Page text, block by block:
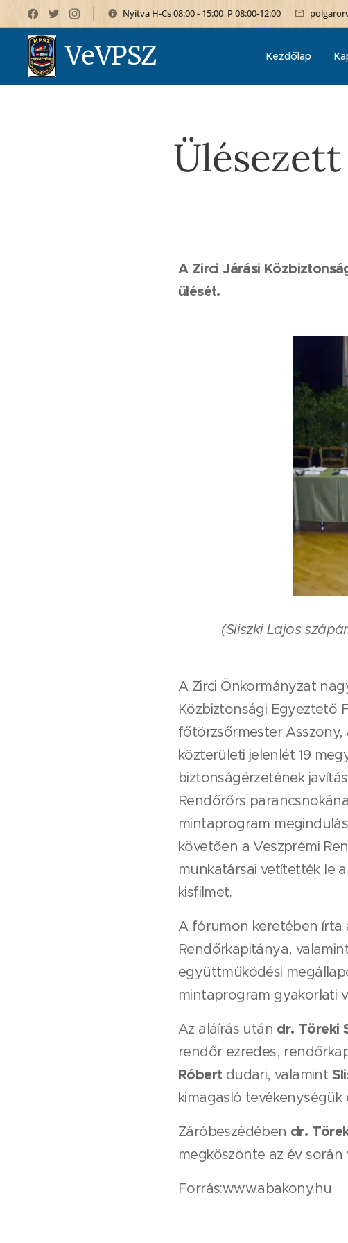
Nyitva H-Cs 08:00 - 15:00 P 08:00-12:00
VeVPSZ Kezdőlap
A Zirci Járási
ülését.
(Sliszki Lajos
A Zirci Önkormányzat
Közbiztonsági Egyeztető
főtörzsőrmester
közterületi jelenlét 19
biztonságérzetének
Rendőrőrs
mintaprogram
követően a Veszprémi
munkatársai vetítették le
kisfilmet.
A fórumon keretében írta
Rendőrkapitánya,
együttműködési
mintaprogram gyakorlati
Az aláírás után dr. Töreki
rendőr ezredes,
Róbert dudari, valamint
kimagasló tevékenységük
Záróbeszédében dr.
megköszönte az év
Forrás:www.abakony.hu